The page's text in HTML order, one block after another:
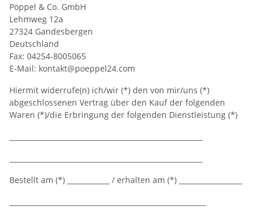
Pöppel & Co. GmbH
Lehmweg 12a
27324 Gandesbergen
Deutschland
Fax: 04254-8005065
E-Mail: kontakt@poeppel24.com
Hiermit widerrufe(n) ich/wir (*) den von mir/uns (*)
abgeschlossenen Vertrag über den Kauf der folgenden
Waren (*)/die Erbringung der folgenden Dienstleistung (*)
Bestellt am (*) ____________ / erhalten am (*) __________________